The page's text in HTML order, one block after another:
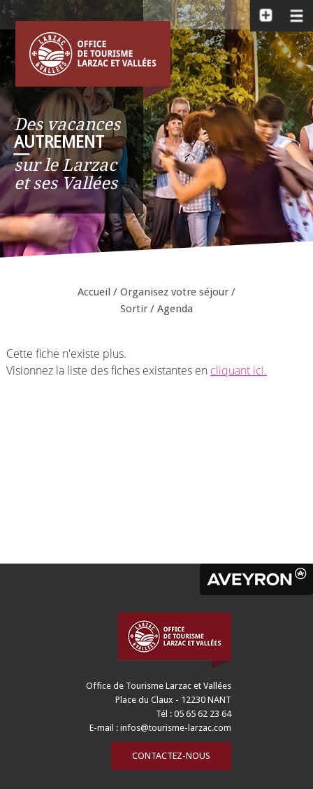
Des vacances
AUTREMENT
__
sur le Larzac
et ses Vallées
Accueil / Organisez votre séjour /
Sortir / Agenda
Cette fiche n'existe plus.
Visionnez la liste des fiches existantes en cliquant ici.
Office de Tourisme Larzac et Vallées
Place du Claux - 12230 NANT
Tél : 05 65 62 23 64
E-mail :infos@tourisme-larzac.com
CONTACTEZ-NOUS